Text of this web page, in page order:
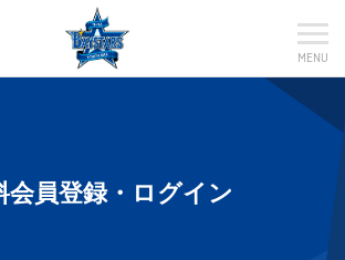
MENU
会員登録・ログイン